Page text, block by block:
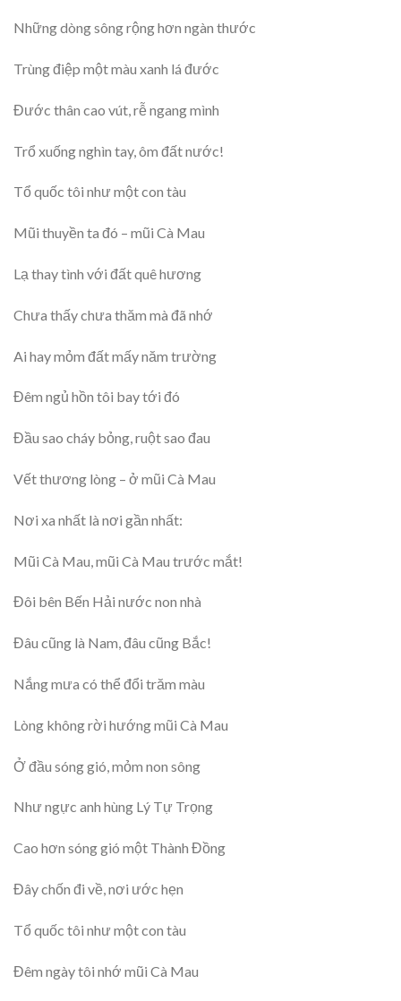
Những dòng sông rộng hơn ngàn thước
Trùng điệp một màu xanh lá đước
Đước thân cao vút, rễ ngang mình
Trổ xuống nghìn tay, ôm đất nước!
Tổ quốc tôi như một con tàu
Mũi thuyền ta đó – mũi Cà Mau
Lạ thay tình với đất quê hương
Chưa thấy chưa thăm mà đã nhớ
Ai hay mỏm đất mấy năm trường
Đêm ngủ hồn tôi bay tới đó
Đầu sao cháy bỏng, ruột sao đau
Vết thương lòng – ở mũi Cà Mau
Nơi xa nhất là nơi gần nhất:
Mũi Cà Mau, mũi Cà Mau trước mắt!
Đôi bên Bến Hải nước non nhà
Đâu cũng là Nam, đâu cũng Bắc!
Nắng mưa có thể đổi trăm màu
Lòng không rời hướng mũi Cà Mau
Ở đầu sóng gió, mỏm non sông
Như ngực anh hùng Lý Tự Trọng
Cao hơn sóng gió một Thành Đồng
Đây chốn đi về, nơi ước hẹn
Tổ quốc tôi như một con tàu
Đêm ngày tôi nhớ mũi Cà Mau